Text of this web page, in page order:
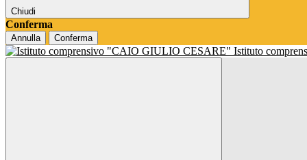
Chiudi
Conferma
Annulla Conferma
Istituto